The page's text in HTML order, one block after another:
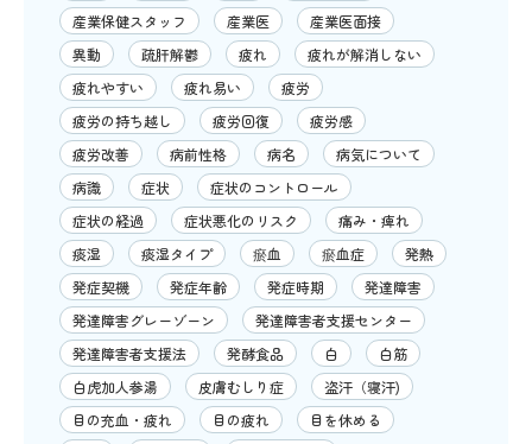
産業保健スタッフ
産業医
産業医面接
異動
疏肝解鬱 疲れ
疲れが解消しない
疲れやすい
疲れ易い
疲労
疲労の持ち越し
疲労回復
疲労感
疲労改善
病前性格 病名
病気について
病識
症状
症状のコントロール
症状の経過
症状悪化のリスク
痛み・痺れ
痰湿
痰湿タイプ 瘀血 瘀血症
発熱
発症契機
発症年齢 発症時期
発達障害
発達障害グレーゾーン
発達障害者支援センター
発達障害者支援法
発酵食品 白
白筋
白虎加人参湯
皮膚むしり症
盗汗（寝汗)
目の充血・疲れ
目の疲れ
目を休める